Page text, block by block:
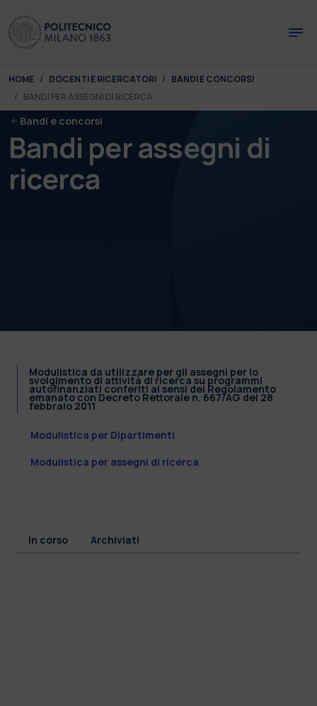
You are here:
HOME DOCENTI E RICERCATORI
BANDI E CONCORSI
BANDI PER ASSEGNI DI RICERCA
Bandi e concorsi
Bandi per assegni di
ricerca
Modulistica da utilizzare per gli assegni per lo
svolgimento di attività di ricerca su programmi
autofinanziati conferiti ai sensi del Regolamento
emanato con Decreto Rettorale n. 667/AG del 28
febbraio 2011
Modulistica per Dipartimenti
Modulistica per assegni di ricerca
In corso Archiviati